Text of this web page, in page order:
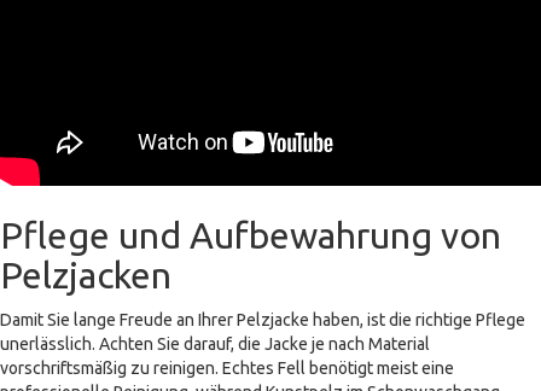
Pflege und Aufbewahrung von
Pelzjacken
Damit Sie lange Freude an Ihrer Pelzjacke haben, ist die richtige Pflege
unerlässlich. Achten Sie darauf, die Jacke je nach Material
vorschriftsmäßig zu reinigen. Echtes Fell benötigt meist eine